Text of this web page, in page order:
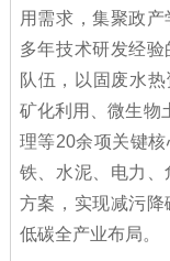
用需求，集聚政
多年技术研发经
队伍，以固废水
矿化利用、微生物
理等20余项关键
铁、水泥、电力
方案，实现减污
低碳全产业布局。